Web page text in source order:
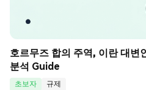
호르무즈 합의 주역, 이란 대변
분석 Guide
초보자
규제